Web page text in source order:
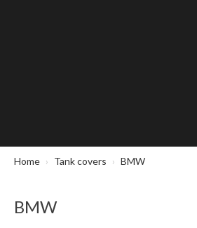
Home Tank covers BMW
BMW